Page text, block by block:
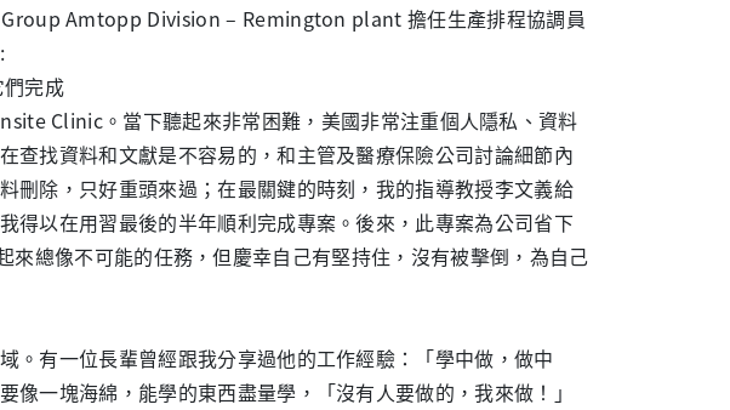
Amtopp Division – Remington plant 擔任生產排程協調員
完成
Clinic。當下聽起來非常困難，美國非常注重個人隱私、資料
查找資料和文獻是不容易的，和主管及醫療保險公司討論細節內
刪除，只好重頭來過；在最關鍵的時刻，我的指導教授李文義給
得以在用習最後的半年順利完成專案。後來，此專案為公司省下
總像不可能的任務，但慶幸自己有堅持住，沒有被擊倒，為自己
。有一位長輩曾經跟我分享過他的工作經驗：「學中做，做中
一塊海綿，能學的東西盡量學，「沒有人要做的，我來做！」